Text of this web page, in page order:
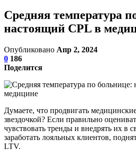
Средняя температура
настоящий CPL в
Опубликовано Апр 2, 2024
0 186
Поделится
Думаете, что продвигать
звездочкой? Если правильно
чувствовать тренды и внедрять их в
заработать лояльных клиентов,
LTV.